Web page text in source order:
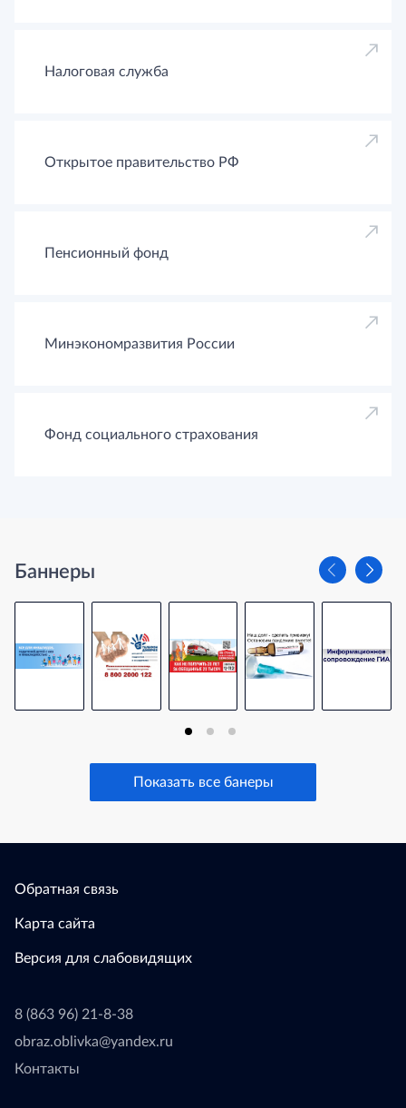
Налоговая служба
Открытое правительство РФ
Пенсионный фонд
Минэкономразвития России
Фонд социального страхования
Баннеры
Показать все банеры
Обратная связь
Карта сайта
Версия для слабовидящих
8 (863 96) 21-8-38
obraz.oblivka@yandex.ru
Контакты